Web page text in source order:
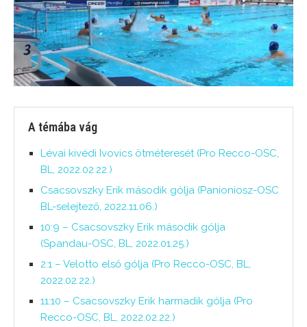
A témába vág
Lévai kivédi Ivovics ötméteresét (Pro Recco-OSC,
BL, 2022.02.22.)
Csacsovszky Erik második gólja (Panioniosz-OSC
BL-selejtező, 2022.11.06.)
10:9 – Csacsovszky Erik második gólja
(Spandau-OSC, BL, 2022.01.25.)
2:1 – Velotto első gólja (Pro Recco-OSC, BL,
2022.02.22.)
11:10 – Csacsovszky Erik harmadik gólja (Pro
Recco-OSC, BL, 2022.02.22.)